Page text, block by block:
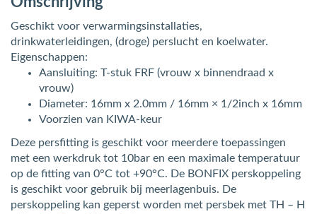
Geschikt voor verwarmingsinstallaties,
drinkwaterleidingen, (droge) perslucht en koelwater.
Eigenschappen:
Aansluiting: T-stuk FRF (vrouw x binnendraad x
vrouw)
Diameter: 16mm x 2.0mm / 16mm × 1/2inch x 16mm
Voorzien van KIWA-keur
Deze persfitting is geschikt voor meerdere toepassingen
met een werkdruk tot 10bar en een maximale temperatuur
op de fitting van 0°C tot +90°C. De BONFIX perskoppeling
is geschikt voor gebruik bij meerlagenbuis. De
perskoppeling kan geperst worden met persbek met TH – H